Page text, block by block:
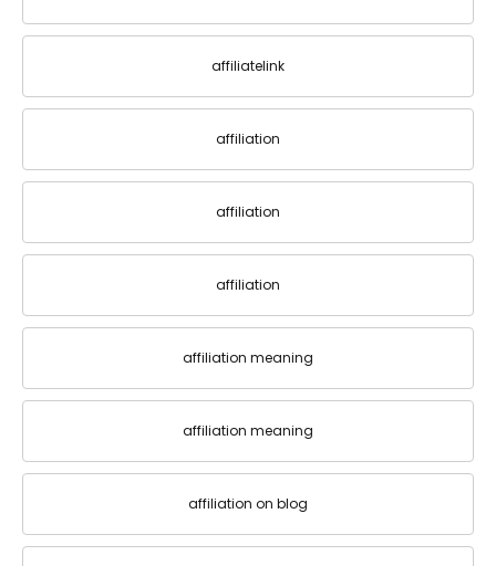
affiliatelink
affiliation
affiliation
affiliation
affiliation meaning
affiliation meaning
affiliation on blog